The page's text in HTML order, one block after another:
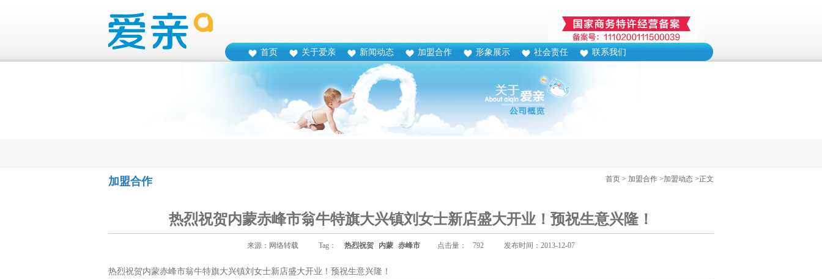
首页 关于爱亲 新闻动态 加盟合作 形象展示 社会责任 联系我们
加盟合作 首页 > 加盟合作 >加盟动态 >正文
热烈祝贺内蒙赤峰市翁牛特旗大兴镇刘女士新店盛大开业！预祝生意兴隆！
来源： 网络转载 Tag： 热烈祝贺 内蒙 赤峰市 点击量： 792 发布时间：2013-12-07
热烈祝贺内蒙赤峰市翁牛特旗大兴镇刘女士新店盛大开业！预祝生意兴隆！